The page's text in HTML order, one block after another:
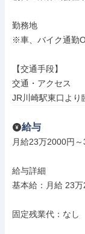
勤務地
※車、バイク通勤
【交通手段】
交通・アクセス
JR川崎駅東口より
給与
月給23万2000円～
給与詳細
基本給：月給 23
固定残業代：なし